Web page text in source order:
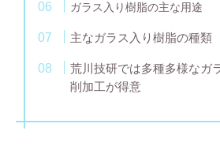
ガラス入り樹脂の主な用途
主なガラス入り樹脂の種類
荒川技研では多種多様なガ
削加工が得意